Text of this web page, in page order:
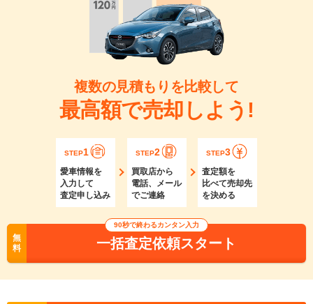
複数の見積もりを比較して
最高額で売却しよう!
STEP1
愛車情報を
入力して
査定申し込み
STEP2
買取店から
電話、メール
でご連絡
STEP3
査定額を
比べて売却先
を決める
無
料
90秒で終わるカンタン入力
一括査定依頼スタート